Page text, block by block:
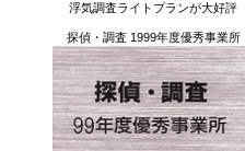
浮気調査ライトプランが大好評
探偵・調査 1999年度優秀事業所